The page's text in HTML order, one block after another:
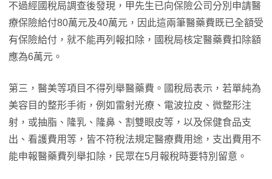
不過經國稅局調查後發現，甲先生已向保險公司分別申請醫
療保險給付80萬元及40萬元，因此這兩筆醫藥費既已全額受
有保險給付，就不能再列報扣除，國稅局核定醫藥費扣除額
應為6萬元。
第三，醫美等項目不得列舉醫藥費。國稅局表示，若單純為
美容目的整形手術，例如雷射光療、電波拉皮、微整形注
射，或抽脂、隆乳、隆鼻、割雙眼皮等，以及保健食品支
出、看護費用等，皆不符稅法規定醫療費用途，支出費用不
能申報醫藥費列舉扣除，民眾在5月報稅時要特別留意。